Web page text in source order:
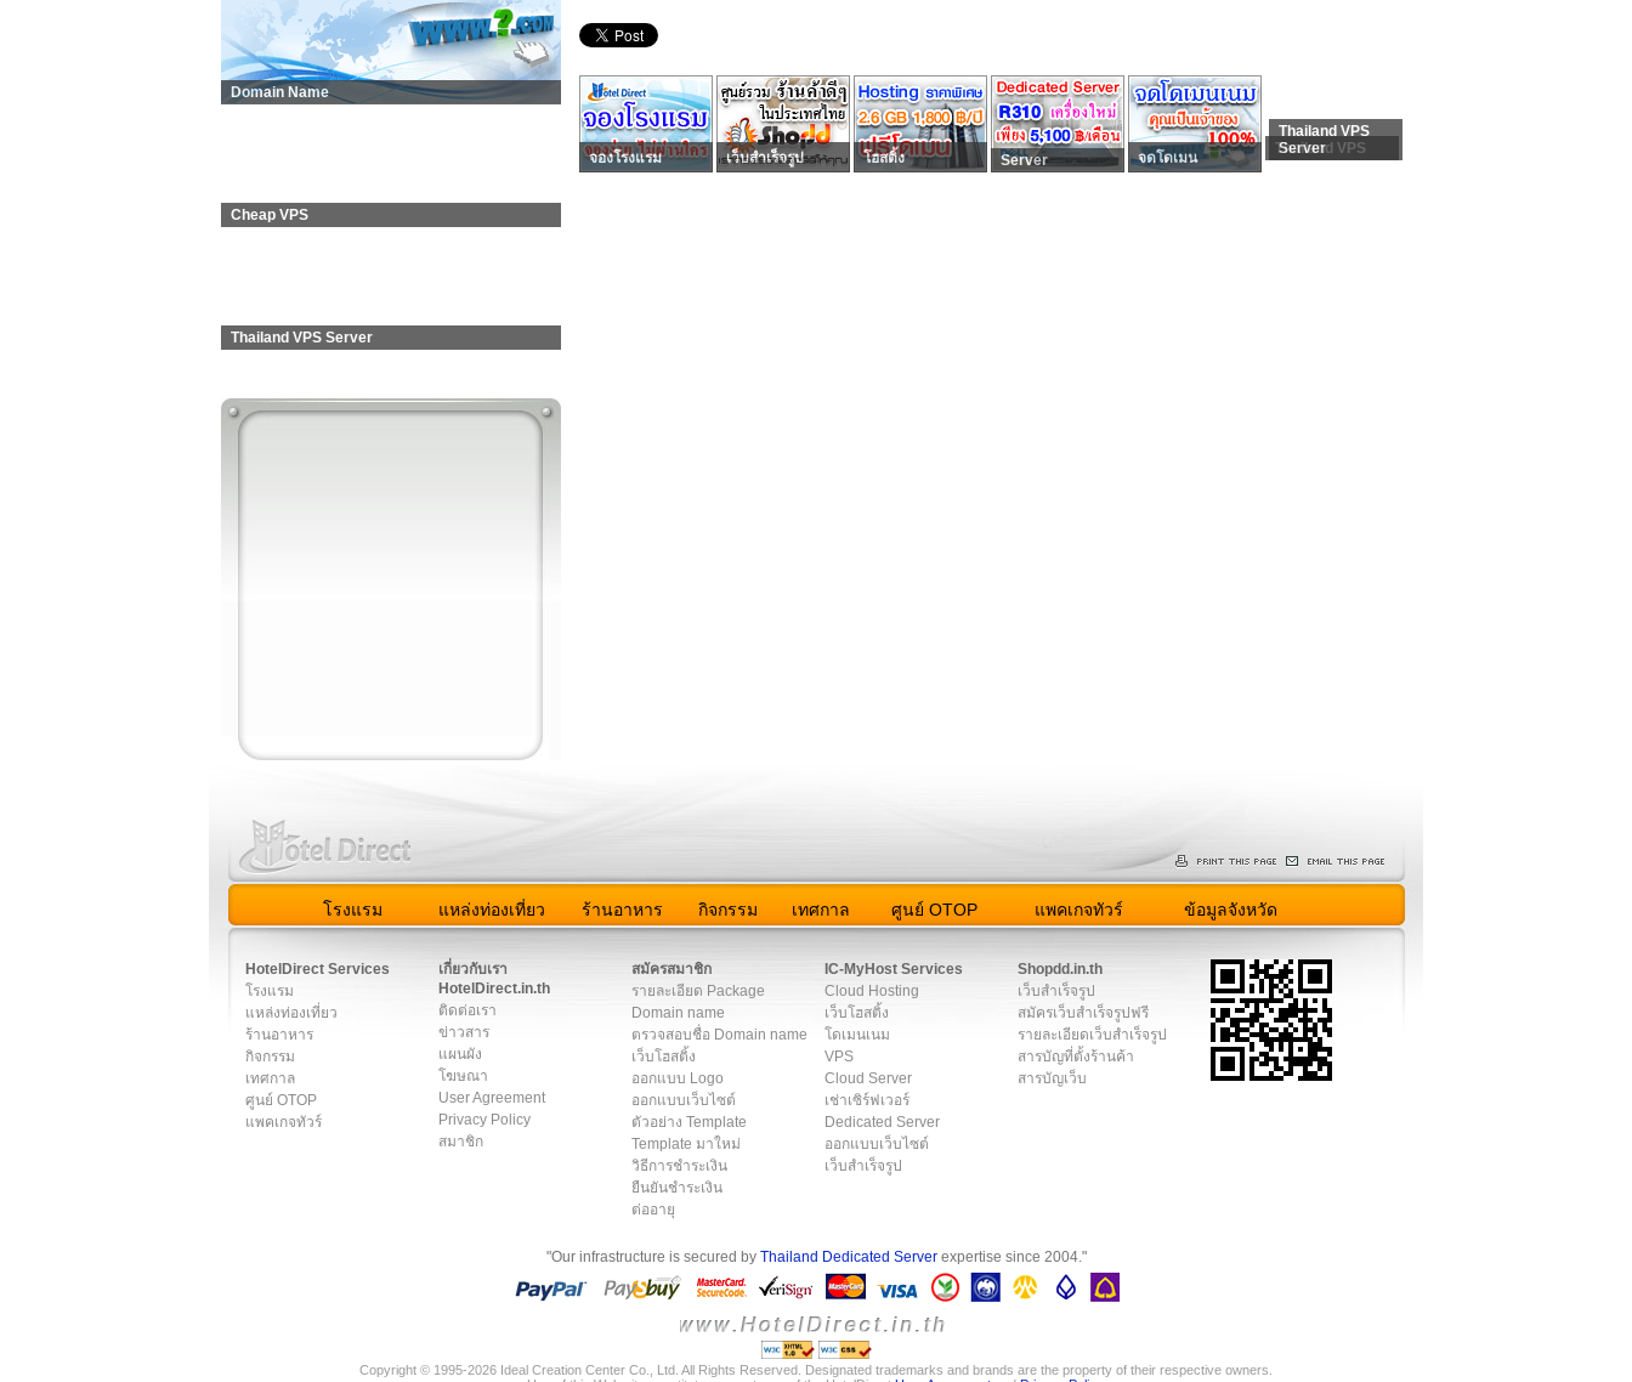
Domain Name
Cheap VPS
Thailand VPS Server
จองโรงแรม เว็บสำเร็จรูป โฮสติ้ง Server จดโดเมน
Thailand VPS
Thailand VPS
Server
โรงแรม แหล่งท่องเที่ยว ร้านอาหาร กิจกรรม เทศกาล ศูนย์ OTOP แพคเกจทัวร์ ข้อมูลจังหวัด
HotelDirect Services
โรงแรม
แหล่งท่องเที่ยว
ร้านอาหาร
กิจกรรม
เทศกาล
ศูนย์ OTOP
แพคเกจทัวร์
เกี่ยวกับเรา
HotelDirect.in.th
ติดต่อเรา
ข่าวสาร
แผนผัง
โฆษณา
User Agreement
Privacy Policy
สมาชิก
สมัครสมาชิก
รายละเอียด Package
Domain name
ตรวจสอบชื่อ Domain name
เว็บโฮสติ้ง
ออกแบบ Logo
ออกแบบเว็บไซต์
ตัวอย่าง Template
Template มาใหม่
วิธีการชำระเงิน
ยืนยันชำระเงิน
ต่ออายุ
IC-MyHost Services
Cloud Hosting
เว็บโฮสติ้ง
โดเมนเนม
VPS
Cloud Server
เช่าเซิร์ฟเวอร์
Dedicated Server
ออกแบบเว็บไซต์
เว็บสำเร็จรูป
Shopdd.in.th
เว็บสำเร็จรูป
สมัครเว็บสำเร็จรูปฟรี
รายละเอียดเว็บสำเร็จรูป
สารบัญที่ตั้งร้านค้า
สารบัญเว็บ
"Our infrastructure is secured by Thailand Dedicated Serverexpertise since 2004."
Copyright © 1995-2026 Ideal Creation Center Co., Ltd. All Rights Reserved. Designated trademarks and brands are the property of their respective owners.